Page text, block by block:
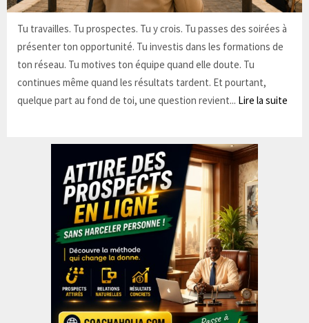
Tu travailles. Tu prospectes. Tu y crois. Tu passes des soirées à
présenter ton opportunité. Tu investis dans les formations de
ton réseau. Tu motives ton équipe quand elle doute. Tu
continues même quand les résultats tardent. Et pourtant,
quelque part au fond de toi, une question revient... Lire la suite